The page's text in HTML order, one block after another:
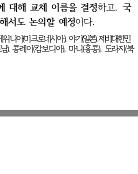
대해교체 이름을 결정하고, 국
서도 논의할 예정이다.
위니아(미크로네시아), 야기(일본), 제비(대한민
),콩레이(캄보디아), 마니(홍콩), 도라지(북